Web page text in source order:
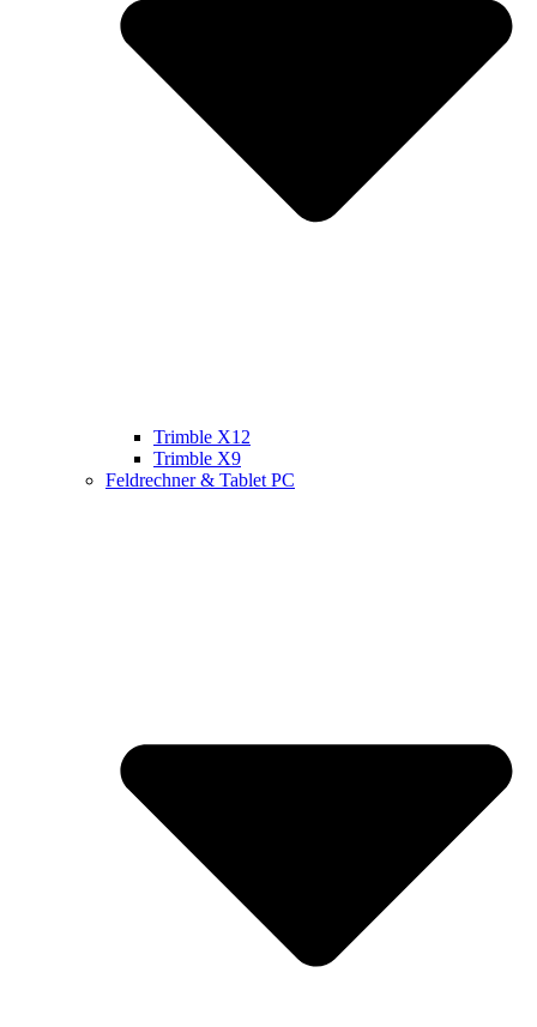
Trimble X12
Trimble X9
Feldrechner & Tablet PC